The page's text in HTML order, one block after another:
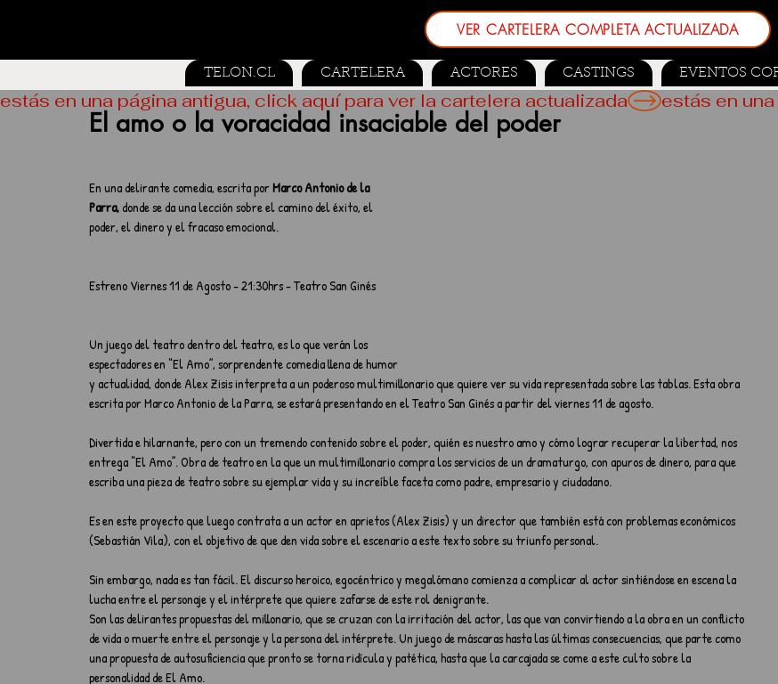
VER CARTELERA COMPLETA ACTUALIZADA
TELON.CL CARTELERA ACTORES CASTINGS EVENTOS
El amo o la voracidad insaciable del poder
En una delirante comedia, escrita por Marco Antonio de la
Parra, donde se da una lección sobre el camino del éxito, el
poder, el dinero y el fracaso emocional.
Estreno Viernes 11 de Agosto - 21:30hrs - Teatro San Ginés
Un juego del teatro dentro del teatro, es lo que verán los
espectadores en “El Amo”, sorprendente comedia llena de humor
y actualidad, donde Alex Zisis interpreta a un poderoso multimillonario que quiere ver su vida representada sobre las tablas. Esta obra
escrita por Marco Antonio de la Parra, se estará presentando en el Teatro San Ginés a partir del viernes 11 de agosto.
Divertida e hilarnante, pero con un tremendo contenido sobre el poder, quién es nuestro amo y cómo lograr recuperar la libertad, nos
entrega “El Amo”. Obra de teatro en la que un multimillonario compra los servicios de un dramaturgo, con apuros de dinero, para que
escriba una pieza de teatro sobre su ejemplar vida y su increíble faceta como padre, empresario y ciudadano.
Es en este proyecto que luego contrata a un actor en aprietos (Alex Zisis) y un director que también está con problemas económicos
(Sebastián Vila), con el objetivo de que den vida sobre el escenario a este texto sobre su triunfo personal.
Sin embargo, nada es tan fácil. El discurso heroico, egocéntrico y megalómano comienza a complicar al actor sintiéndose en escena la
lucha entre el personaje y el intérprete que quiere zafarse de este rol denigrante.
Son las delirantes propuestas del millonario, que se cruzan con la irritación del actor, las que van convirtiendo a la obra en un conflicto
de vida o muerte entre el personaje y la persona del intérprete. Un juego de máscaras hasta las últimas consecuencias, que parte como
una propuesta de autosuficiencia que pronto se torna ridícula y patética, hasta que la carcajada se come a este culto sobre la
personalidad de El Amo.
estás en una página antigua, click aquí para ver la cartelera actualizada